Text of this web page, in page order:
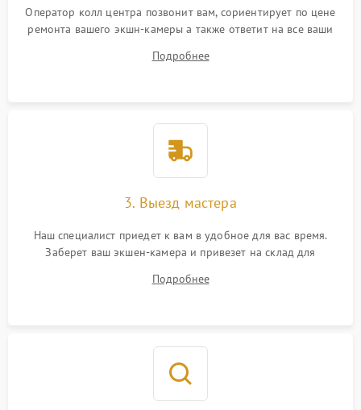
Оператор колл центра позвонит вам, сориентирует по цене
ремонта вашего экшн-камеры а также ответит на все ваши
Подробнее
3. Выезд мастера
Наш специалист приедет к вам в удобное для вас время.
Заберет ваш экшен-камера и привезет на склад для
Подробнее